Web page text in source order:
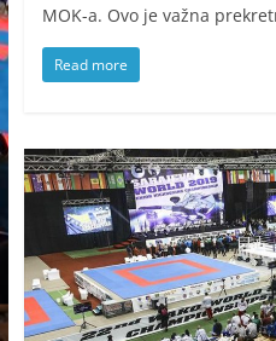
MOK-a. Ovo je važna
Read more